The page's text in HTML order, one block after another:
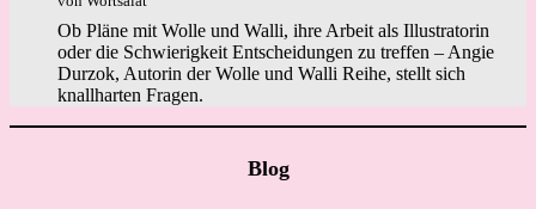
Ob Pläne mit Wolle und Walli, ihre Arbeit als Illustratorin
oder die Schwierigkeit Entscheidungen zu treffen – Angie
Durzok, Autorin der Wolle und Walli Reihe, stellt sich
knallharten Fragen.
Blog